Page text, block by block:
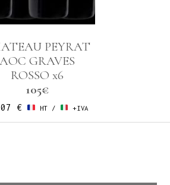
PEYRAT
AOC GRAVES
ROSSO x6
105€
€ HT / +IVA